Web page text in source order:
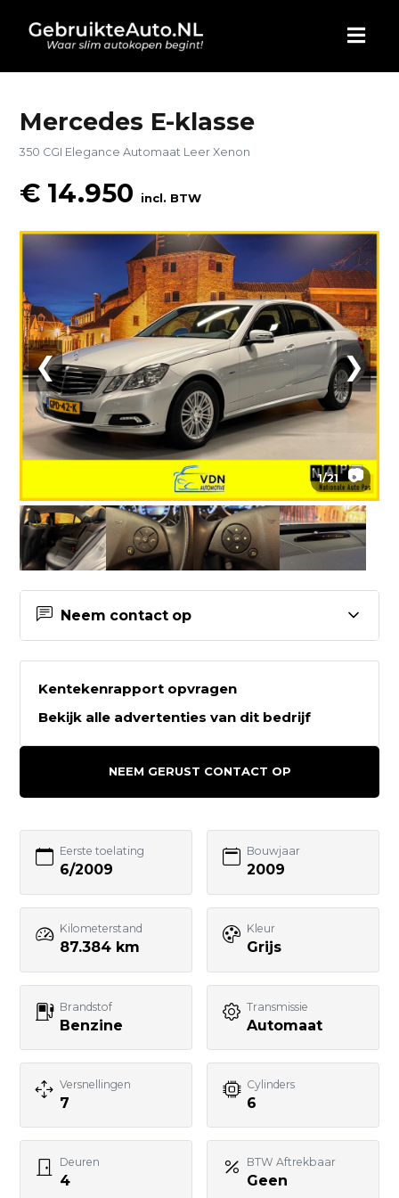
HOME
AUTO KOPEN
WIE ZIJN WIJ
CONTACT
Mercedes E-klasse
350 CGI Elegance Automaat Leer Xenon
€ 14.950 incl. BTW
❮ ❯
1/21 📷
Neem contact op
Contactgegevens VDN
Automotive B.V.
Zo bereik je
GebruikteAuto.NL:
📱 WhatsApp:
085-060 3662
📧 E-mail:
info@gebruikteauto.nl
🏢 KvK:
02092618
⏰ Openingstijden:
Kentekenrapport opvragen
Bekijk alle advertenties van dit bedrijf
NEEM GERUST CONTACT OP
Eerste toelating
6/2009
Bouwjaar
2009
Kilometerstand
87.384 km
Kleur
Grijs
Brandstof
Benzine
Transmissie
Automaat
Versnellingen
7
Cylinders
6
Deuren
4
BTW Aftrekbaar
Geen